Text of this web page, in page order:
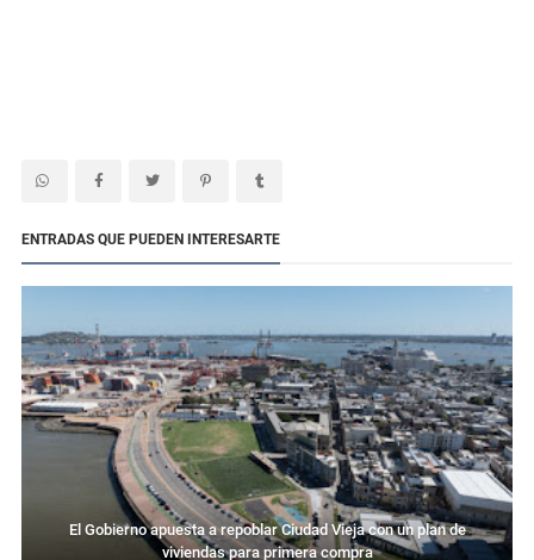
ENTRADAS QUE PUEDEN INTERESARTE
El Gobierno apuesta a repoblar Ciudad Vieja con un plan de
viviendas para primera compra